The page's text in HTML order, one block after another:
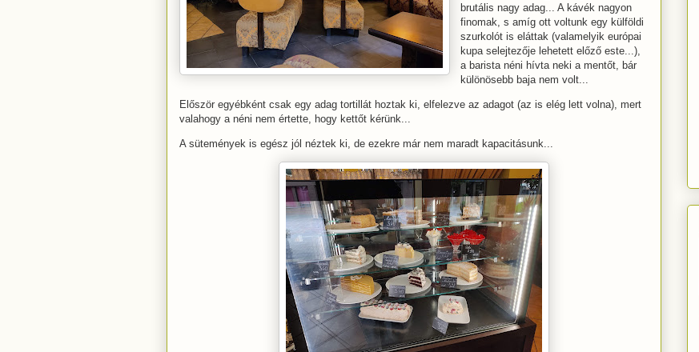
brutális nagy adag... A kávék nagyon
finomak, s amíg ott voltunk egy külföldi
szurkolót is eláttak (valamelyik európai
kupa selejtezője lehetett előző este...),
a barista néni hívta neki a mentőt, bár
különösebb baja nem volt...
Először egyébként csak egy adag tortillát hoztak ki, elfelezve az adagot (az is elég lett volna), mert
valahogy a néni nem értette, hogy kettőt kérünk...
A sütemények is egész jól néztek ki, de ezekre már nem maradt kapacitásunk...